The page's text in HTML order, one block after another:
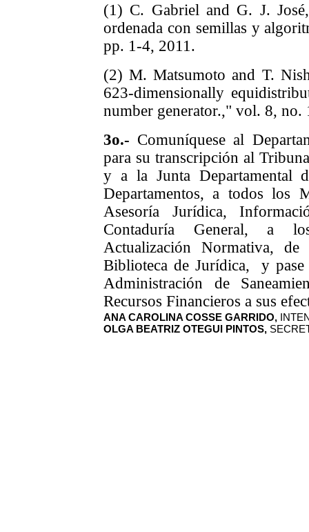
(1) C. Gabriel and G. J.
ordenada con semillas y
pp. 1-4, 2011.
(2) M. Matsumoto and T.
623-dimensionally
number generator.," vol. 8,
3o.- Comuníquese al
para su transcripción al
y a la Junta Departamental
Departamentos, a todos los
Asesoría Jurídica,
Contaduría General, a
Actualización Normativa,
Biblioteca de Jurídica, y
Administración de
Recursos Financieros a sus
ANA CAROLINA COSSE GARRIDO,
OLGA BEATRIZ OTEGUI PINTOS,